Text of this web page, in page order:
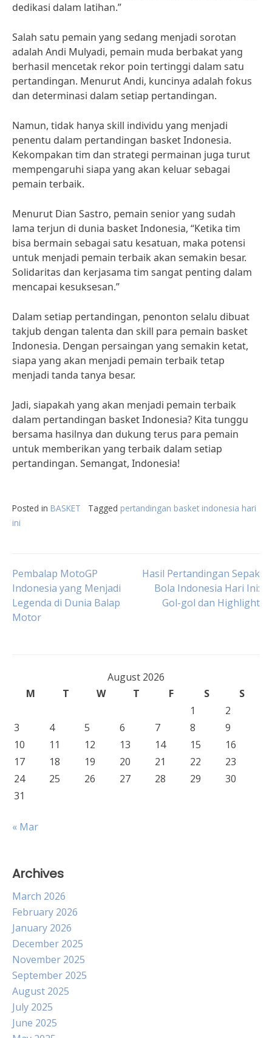
dedikasi dalam latihan.”
Salah satu pemain yang sedang menjadi sorotan
adalah Andi Mulyadi, pemain muda berbakat yang
berhasil mencetak rekor poin tertinggi dalam satu
pertandingan. Menurut Andi, kuncinya adalah fokus
dan determinasi dalam setiap pertandingan.
Namun, tidak hanya skill individu yang menjadi
penentu dalam pertandingan basket Indonesia.
Kekompakan tim dan strategi permainan juga turut
mempengaruhi siapa yang akan keluar sebagai
pemain terbaik.
Menurut Dian Sastro, pemain senior yang sudah
lama terjun di dunia basket Indonesia, “Ketika tim
bisa bermain sebagai satu kesatuan, maka potensi
untuk menjadi pemain terbaik akan semakin besar.
Solidaritas dan kerjasama tim sangat penting dalam
mencapai kesuksesan.”
Dalam setiap pertandingan, penonton selalu dibuat
takjub dengan talenta dan skill para pemain basket
Indonesia. Dengan persaingan yang semakin ketat,
siapa yang akan menjadi pemain terbaik tetap
menjadi tanda tanya besar.
Jadi, siapakah yang akan menjadi pemain terbaik
dalam pertandingan basket Indonesia? Kita tunggu
bersama hasilnya dan dukung terus para pemain
untuk memberikan yang terbaik dalam setiap
pertandingan. Semangat, Indonesia!
Posted in BASKET Tagged pertandingan basket indonesia hari
ini
Post
navigation
Pembalap MotoGP
Indonesia yang Menjadi
Legenda di Dunia Balap
Motor
Hasil Pertandingan Sepak
Bola Indonesia Hari Ini:
Gol-gol dan Highlight
August 2026
M
T W T F S
S
1
2
3
4 5 6 7 8
9
10
11 12 13 14 15
16
17
18 19 20 21 22
23
24
25 26 27 28 29
30
31
« Mar
Archives
March 2026
February 2026
January 2026
December 2025
November 2025
September 2025
August 2025
July 2025
June 2025